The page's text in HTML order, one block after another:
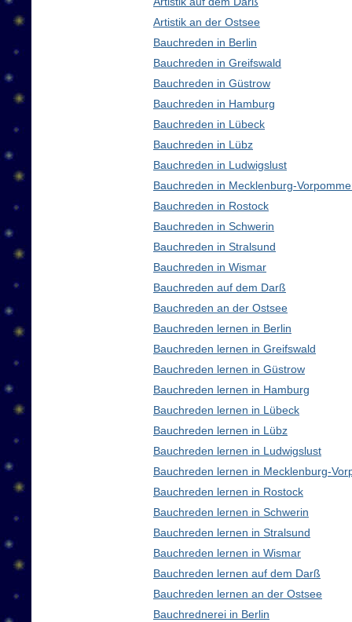
Artistik an der Ostsee
Bauchreden in Berlin
Bauchreden in Greifswald
Bauchreden in Güstrow
Bauchreden in Hamburg
Bauchreden in Lübeck
Bauchreden in Lübz
Bauchreden in Ludwigslust
Bauchreden in Mecklenburg-
Bauchreden in Rostock
Bauchreden in Schwerin
Bauchreden in Stralsund
Bauchreden in Wismar
Bauchreden auf dem Darß
Bauchreden an der Ostsee
Bauchreden lernen in Berlin
Bauchreden lernen in Greifswald
Bauchreden lernen in Güstrow
Bauchreden lernen in Hamburg
Bauchreden lernen in Lübeck
Bauchreden lernen in Lübz
Bauchreden lernen in Ludwigslust
Bauchreden lernen in Mecklenburg-
Bauchreden lernen in Rostock
Bauchreden lernen in Schwerin
Bauchreden lernen in Stralsund
Bauchreden lernen in Wismar
Bauchreden lernen auf dem Darß
Bauchreden lernen an der Ostsee
Bauchrednerei in Berlin